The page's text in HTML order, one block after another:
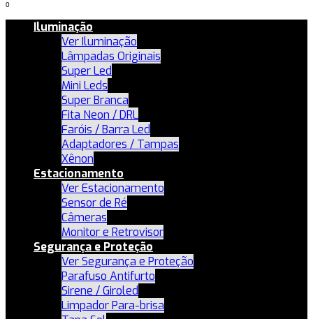
0
Iluminação
Ver Iluminação
Lâmpadas Originais
Super Led
Mini Leds
Super Branca
Fita Neon / DRL
Faróis / Barra Led
Adaptadores / Tampas
Xênon
Estacionamento
Ver Estacionamento
Sensor de Ré
Câmeras
Monitor e Retrovisor
Segurança e Proteção
Ver Segurança e Proteção
Parafuso Antifurto
Sirene / Giroled
Limpador Para-brisa